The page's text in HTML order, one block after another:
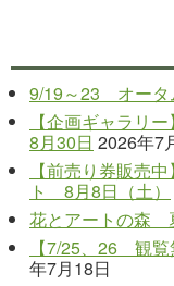
9/19～23 オータ
【企画ギャラリ
8月30日 2026年7
【前売り券販売
ト 8月8日（土）
花とアートの森
【7/25、26 観
年7月18日